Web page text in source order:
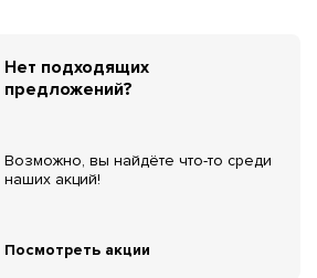
Нет подходящих
предложений?
Возможно, вы найдёте что-то среди
наших акций!
Посмотреть акции